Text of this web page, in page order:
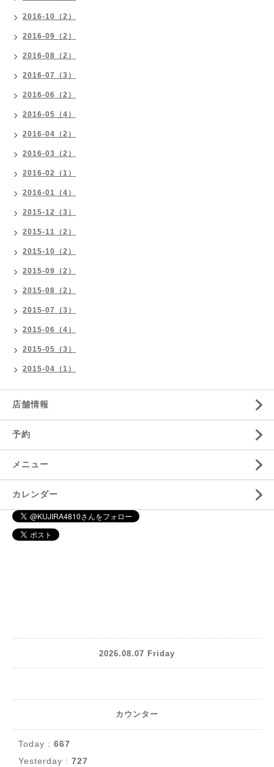
2016-10（2）
2016-09（2）
2016-08（2）
2016-07（3）
2016-06（2）
2016-05（4）
2016-04（2）
2016-03（2）
2016-02（1）
2016-01（4）
2015-12（3）
2015-11（2）
2015-10（2）
2015-09（2）
2015-08（2）
2015-07（3）
2015-06（4）
2015-05（3）
2015-04（1）
店舗情報
予約
メニュー
カレンダー
2026.08.07 Friday
カウンター
Today : 667
Yesterday : 727